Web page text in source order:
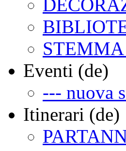
Eventi (de)
--- nuova
Itinerari (de)